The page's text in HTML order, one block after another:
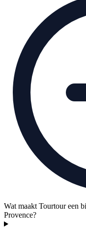
Wat maakt Tourtour een
Provence?